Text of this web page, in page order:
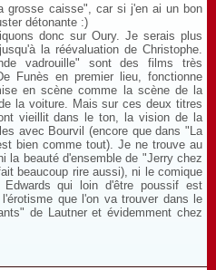
grosse caisse", car si j'en ai un bon
détonante :)
donc sur Oury. Je serais plus
la réévaluation de Christophe.
vadrouille" sont des films très
Funès en premier lieu, fonctionne
en scène comme la scène de la
la voiture. Mais sur ces deux titres
vieillit dans le ton, la vision de la
avec Bourvil (encore que dans "La
bien comme tout). Je ne trouve au
la beauté d'ensemble de "Jerry chez
beaucoup rire aussi), ni le comique
qui loin d'être poussif est
que l'on va trouver dans le
de Lautner et évidemment chez